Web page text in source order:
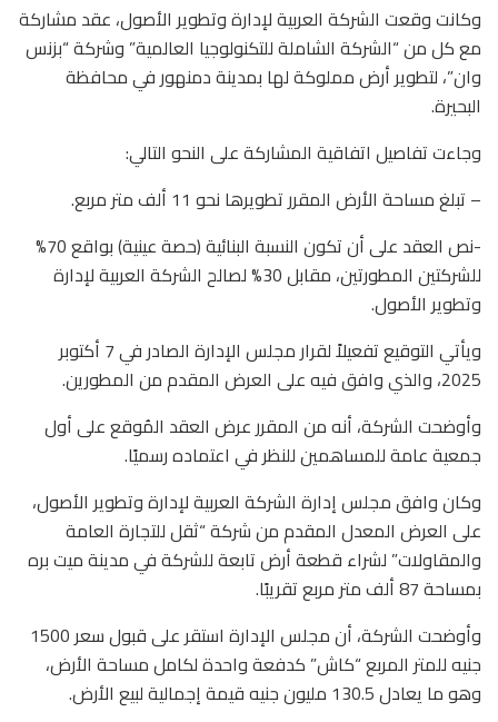
وكانت وقعت الشركة العربية لإدارة وتطوير الأصول، عقد مشاركة
مع كل من “الشركة الشاملة للتكنولوجيا العالمية” وشركة “بزنس
وان”، لتطوير أرض مملوكة لها بمدينة دمنهور في محافظة
البحيرة.
وجاءت تفاصيل اتفاقية المشاركة على النحو التالي:
– تبلغ مساحة الأرض المقرر تطويرها نحو 11 ألف متر مربع.
-نص العقد على أن تكون النسبة البنائية (حصة عينية) بواقع 70%
للشركتين المطورتين، مقابل 30% لصالح الشركة العربية لإدارة
وتطوير الأصول.
ويأتي التوقيع تفعيلاً لقرار مجلس الإدارة الصادر في 7 أكتوبر
2025، والذي وافق فيه على العرض المقدم من المطورين.
وأوضحت الشركة، أنه من المقرر عرض العقد المُوقع على أول
جمعية عامة للمساهمين للنظر في اعتماده رسميًا.
وكان وافق مجلس إدارة الشركة العربية لإدارة وتطوير الأصول،
على العرض المعدل المقدم من شركة “ثقل للتجارة العامة
والمقاولات” لشراء قطعة أرض تابعة للشركة في مدينة ميت بره
بمساحة 87 ألف متر مربع تقريبًا.
وأوضحت الشركة، أن مجلس الإدارة استقر على قبول سعر 1500
جنيه للمتر المربع “كاش” كدفعة واحدة لكامل مساحة الأرض،
وهو ما يعادل 130.5 مليون جنيه قيمة إجمالية لبيع الأرض.